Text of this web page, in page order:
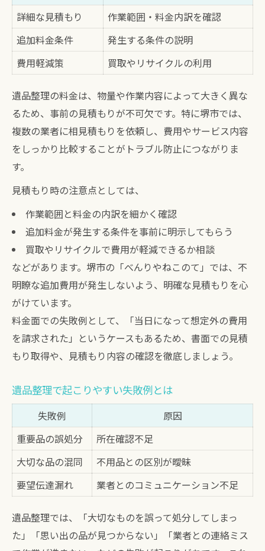
詳細な見積もり
作業範囲・料金内訳を確認
追加料金条件
発生する条件の説明
費用軽減策
買取やリサイクルの利用
遺品整理の料金は、物量や作業内容によって大きく異な
るため、事前の見積もりが不可欠です。特に堺市では、
複数の業者に相見積もりを依頼し、費用やサービス内容
をしっかり比較することがトラブル防止につながりま
す。
見積もり時の注意点としては、
作業範囲と料金の内訳を細かく確認
追加料金が発生する条件を事前に明示してもらう
買取やリサイクルで費用が軽減できるか相談
などがあります。堺市の「べんりやねこのて」では、不
明瞭な追加費用が発生しないよう、明確な見積もりを心
がけています。
料金面での失敗例として、「当日になって想定外の費用
を請求された」というケースもあるため、書面での見積
もり取得や、見積もり内容の確認を徹底しましょう。
遺品整理で起こりやすい失敗例とは
失敗例
原因
重要品の誤処分
所在確認不足
大切な品の混同
不用品との区別が曖昧
要望伝達漏れ
業者とのコミュニケーション不足
遺品整理では、「大切なものを誤って処分してしまっ
た」「思い出の品が見つからない」「業者との連絡ミス